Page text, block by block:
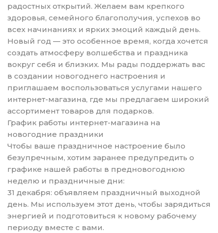
радостных открытий. Желаем вам крепкого
здоровья, семейного благополучия, успехов во
всех начинаниях и ярких эмоций каждый день.
Новый год — это особенное время, когда хочется
создать атмосферу волшебства и праздника
вокруг себя и близких. Мы рады поддержать вас
в создании новогоднего настроения и
приглашаем воспользоваться услугами нашего
интернет-магазина, где мы предлагаем широкий
ассортимент товаров для подарков.
График работы интернет-магазина на
новогодние праздники
Чтобы ваше праздничное настроение было
безупречным, хотим заранее предупредить о
графике нашей работы в предновогоднюю
неделю и праздничные дни:
31 декабря: объявляем праздничный выходной
день. Мы используем этот день, чтобы зарядиться
энергией и подготовиться к новому рабочему
периоду вместе с вами.